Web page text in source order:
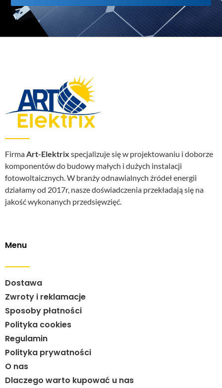
FirmaArt-Elektrix specjalizuje się w projektowaniu i doborze
komponentów do budowy małych i dużych instalacji
fotowoltaicznych. W branży odnawialnych źródeł energii
działamy od 2017r, nasze doświadczenia przekładają się na
jakość wykonanych przedsięwzięć.
Menu
Dostawa
Zwroty i reklamacje
Sposoby płatności
Polityka cookies
Regulamin
Polityka prywatności
O nas
Dlaczego warto kupować u nas